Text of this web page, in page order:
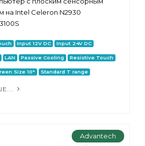
на Intel Celeron N2930
Input 12V DC Input 24V DC
LAN Passive Cooling Resistive Touch
Size 10" Standard T range
Advantech